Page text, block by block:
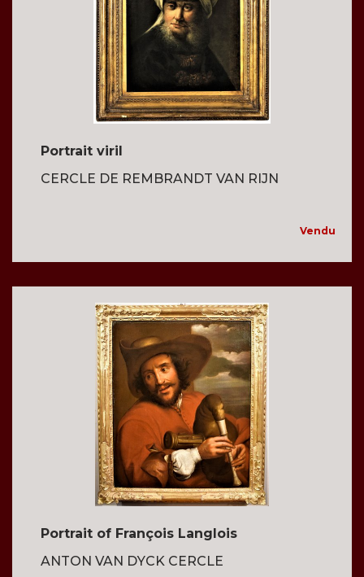
Portrait viril
CERCLE DE REMBRANDT VAN RIJN
Vendu
Portrait of François Langlois
ANTON VAN DYCK CERCLE